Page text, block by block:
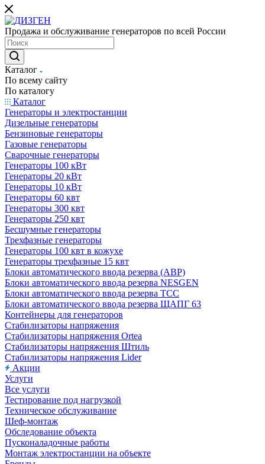
Продажа и обслуживание генераторов по всей России
Каталог
По всему сайту
По каталогу
Каталог
Генераторы и электростанции
Дизельные генераторы
Бензиновые генераторы
Газовые генераторы
Сварочные генераторы
Генераторы 100 кВт
Генераторы 20 кВт
Генераторы 10 кВт
Генераторы 60 квт
Генераторы 300 квт
Генераторы 250 квт
Бесшумные генераторы
Трехфазные генераторы
Генераторы 100 квт в кожухе
Генераторы трехфазные 15 квт
Блоки автоматического ввода резерва (АВР)
Блоки автоматического ввода резерва NESGEN
Блоки автоматического ввода резерва ТСС
Блоки автоматического ввода резерва ЩАПГ 63
Контейнеры для генераторов
Стабилизаторы напряжения
Стабилизаторы напряжения Ortea
Стабилизаторы напряжения Штиль
Стабилизаторы напряжения Lider
Акции
Услуги
Все услуги
Тестирование под нагрузкой
Техническое обслуживание
Шеф-монтаж
Обследование объекта
Пусконаладочные работы
Монтаж электростанции на объекте